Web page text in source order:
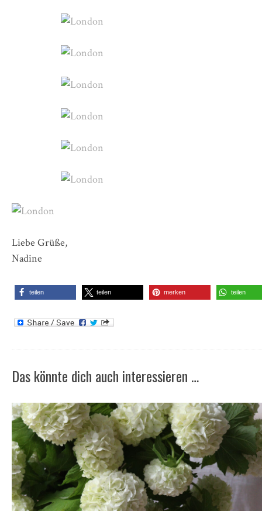
Liebe Grüße,
Nadine
teilen teilen merken teilen
Das könnte dich auch interessieren …